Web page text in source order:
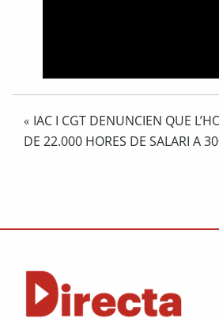
« IAC I CGT DENUNCIEN QUE
DE 22.000 HORES DE SALARI A